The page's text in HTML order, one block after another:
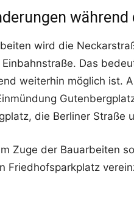
während
wird die
Das
weiterhin möglich ist.
die Berliner Straße
Zuge der Bauarbeiten
Friedhofsparkplatz